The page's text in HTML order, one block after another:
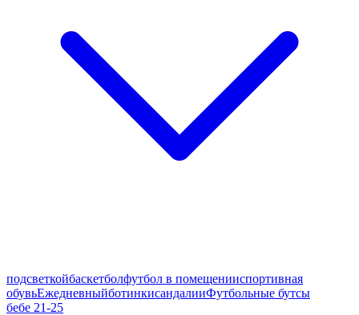
подсветкойбаскетболфутбол в помещенииспортивная
обувьЕжедневныйботинкисандалииФутбольные бутсы
бебе 21-25